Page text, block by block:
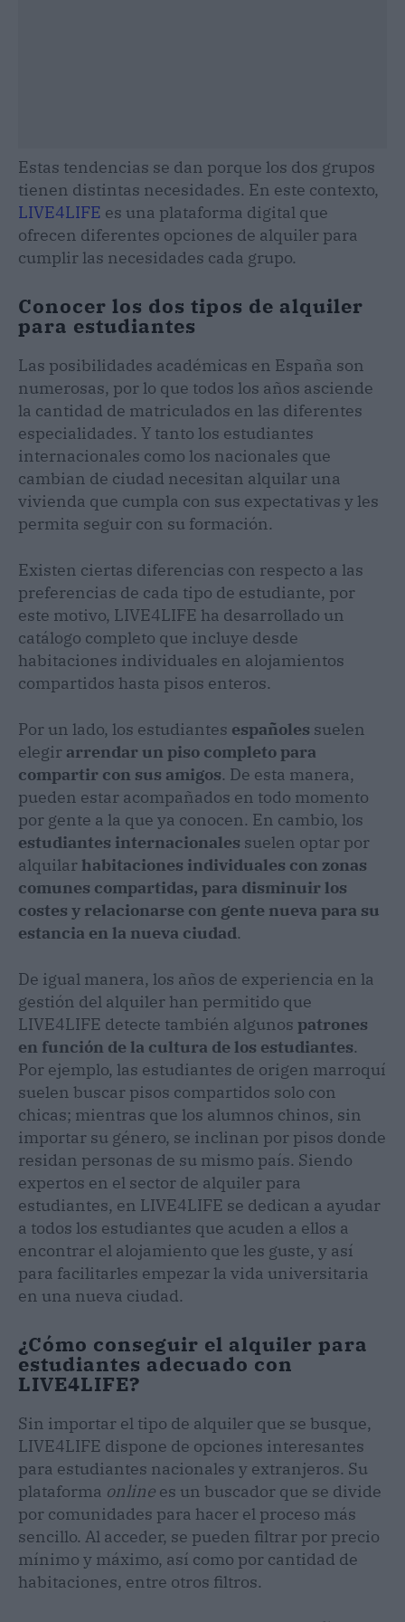
Estas tendencias se dan porque los dos grupos
tienen distintas necesidades. En este contexto,
LIVE4LIFE es una plataforma digital que
ofrecen diferentes opciones de alquiler para
cumplir las necesidades cada grupo.
Conocer los dos tipos de alquiler
para estudiantes
Las posibilidades académicas en España son
numerosas, por lo que todos los años asciende
la cantidad de matriculados en las diferentes
especialidades. Y tanto los estudiantes
internacionales como los nacionales que
cambian de ciudad necesitan alquilar una
vivienda que cumpla con sus expectativas y les
permita seguir con su formación.
Existen ciertas diferencias con respecto a las
preferencias de cada tipo de estudiante, por
este motivo, LIVE4LIFE ha desarrollado un
catálogo completo que incluye desde
habitaciones individuales en alojamientos
compartidos hasta pisos enteros.
Por un lado, los estudiantes españoles suelen
elegir arrendar un piso completo para
compartir con sus amigos. De esta manera,
pueden estar acompañados en todo momento
por gente a la que ya conocen. En cambio, los
estudiantes internacionales suelen optar por
alquilarhabitaciones individuales con zonas
comunes compartidas, para disminuir los
costes y relacionarse con gente nueva para su
estancia en la nueva ciudad.
De igual manera, los años de experiencia en la
gestión del alquiler han permitido que
LIVE4LIFE detecte también algunos patrones
en función de la cultura de los estudiantes.
Por ejemplo, las estudiantes de origen marroquí
suelen buscar pisos compartidos solo con
chicas; mientras que los alumnos chinos, sin
importar su género, se inclinan por pisos donde
residan personas de su mismo país. Siendo
expertos en el sector de alquiler para
estudiantes, en LIVE4LIFE se dedican a ayudar
a todos los estudiantes que acuden a ellos a
encontrar el alojamiento que les guste, y así
para facilitarles empezar la vida universitaria
en una nueva ciudad.
¿Cómo conseguir el alquiler para
estudiantes adecuado con
LIVE4LIFE?
Sin importar el tipo de alquiler que se busque,
LIVE4LIFE dispone de opciones interesantes
para estudiantes nacionales y extranjeros. Su
plataforma online es un buscador que se divide
por comunidades para hacer el proceso más
sencillo. Al acceder, se pueden filtrar por precio
mínimo y máximo, así como por cantidad de
habitaciones, entre otros filtros.